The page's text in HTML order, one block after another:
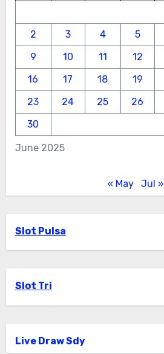
June 2025
2
3 4 5
9
10 11 12
16
17 18 19
23
24 25 26
30
« May Jul »
Slot Pulsa
Slot Tri
Live Draw Sdy